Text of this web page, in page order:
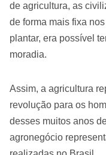
de agricultura, as
de forma mais fixa
plantar, era possível
moradia.
Assim, a agricultura
revolução para os
desses muitos anos
agronegócio